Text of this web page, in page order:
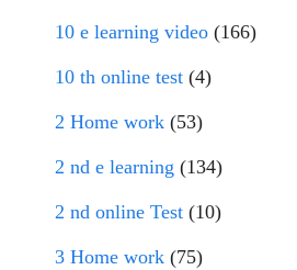
10 e learning video (166)
10 th online test (4)
2 Home work (53)
2 nd e learning (134)
2 nd online Test (10)
3 Home work (75)